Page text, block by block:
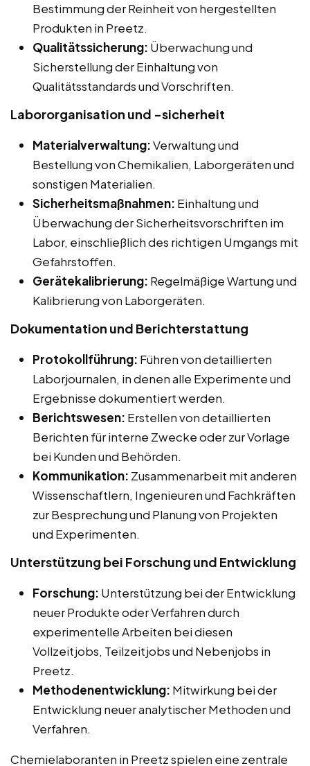
Bestimmung der Reinheit von hergestellten
Produkten in Preetz.
Qualitätssicherung: Überwachung und
Sicherstellung der Einhaltung von
Qualitätsstandards und Vorschriften.
Labororganisation und -sicherheit
Materialverwaltung:Verwaltung und
Bestellung von Chemikalien, Laborgeräten und
sonstigen Materialien.
Sicherheitsmaßnahmen: Einhaltung und
Überwachung der Sicherheitsvorschriften im
Labor, einschließlich des richtigen Umgangs mit
Gefahrstoffen.
Gerätekalibrierung: Regelmäßige Wartung und
Kalibrierung von Laborgeräten.
Dokumentation und Berichterstattung
Protokollführung: Führen von detaillierten
Laborjournalen, in denen alle Experimente und
Ergebnisse dokumentiert werden.
Berichtswesen: Erstellen von detaillierten
Berichten für interne Zwecke oder zur Vorlage
bei Kunden und Behörden.
Kommunikation: Zusammenarbeit mit anderen
Wissenschaftlern, Ingenieuren und Fachkräften
zur Besprechung und Planung von Projekten
und Experimenten.
Unterstützung bei Forschung und Entwicklung
Forschung: Unterstützung bei der Entwicklung
neuer Produkte oder Verfahren durch
experimentelle Arbeiten bei diesen
Vollzeitjobs, Teilzeitjobs und Nebenjobs in
Preetz.
Methodenentwicklung: Mitwirkung bei der
Entwicklung neuer analytischer Methoden und
Verfahren.
Chemielaboranten in Preetz spielen eine zentrale